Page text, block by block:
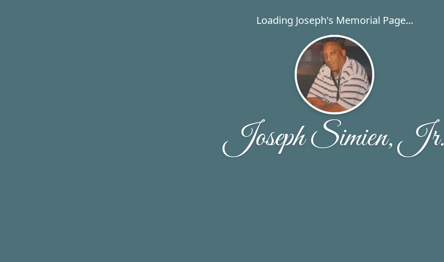
Loading Joseph's Memorial Page...
Joseph Simien, Jr.